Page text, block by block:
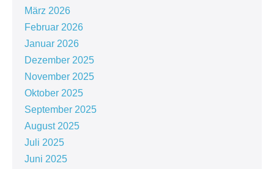
März 2026
Februar 2026
Januar 2026
Dezember 2025
November 2025
Oktober 2025
September 2025
August 2025
Juli 2025
Juni 2025